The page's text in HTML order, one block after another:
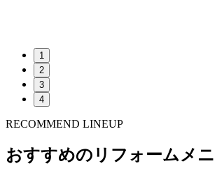
1
2
3
4
RECOMMEND LINEUP
おすすめのリフォームメ